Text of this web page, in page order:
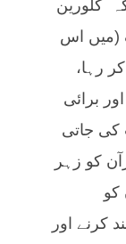
کلورین
(میں اس
رہا،
برائی
جاتی
کو زہر
کو
کرنے اور